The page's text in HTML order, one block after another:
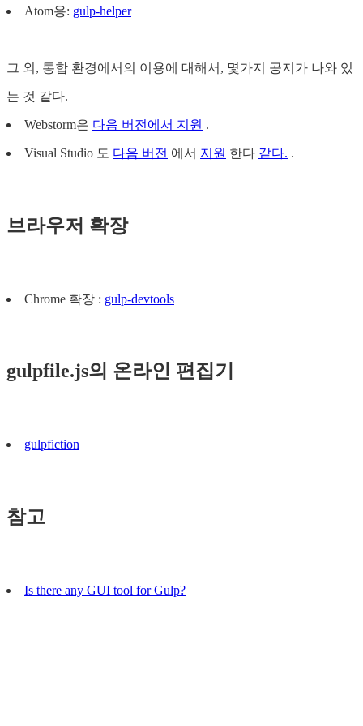
Atom용: gulp-helper
그 외, 통합 환경에서의 이용에 대해서, 몇가지 공지가 나와 있
는 것 같다.
Webstorm은 다음 버전에서 지원 .
Visual Studio 도 다음 버전 에서 지원 한다 같다. .
브라우저 확장
Chrome 확장 : gulp-devtools
gulpfile.js의 온라인 편집기
gulpfiction
참고
Is there any GUI tool for Gulp?